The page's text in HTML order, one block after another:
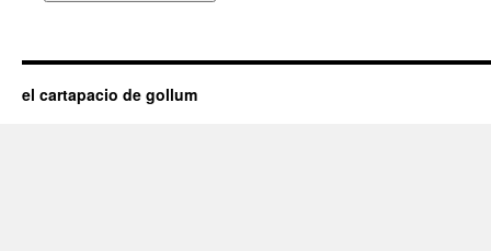
el cartapacio de gollum